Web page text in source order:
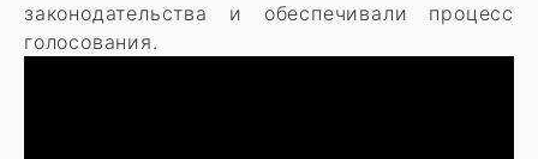
законодательства и обеспечивали процесс
голосования.